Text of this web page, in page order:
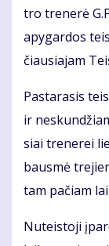
tro tre­ne­rė
apy­gar­dos
čiau­sia­jam
Pas­ta­ra­sis
ir
siai tre­ne­rei
baus­mė
tam pa­čiam
Nu­teis­to­ji